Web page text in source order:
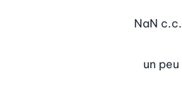
NaN c.c.
un peu